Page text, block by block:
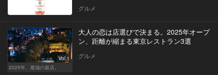
グルメ
Vol.1
2025年、最強の新店。
大人の恋は店選びで決まる。2025年オープ
ン、距離が縮まる東京レストラン3選
グルメ